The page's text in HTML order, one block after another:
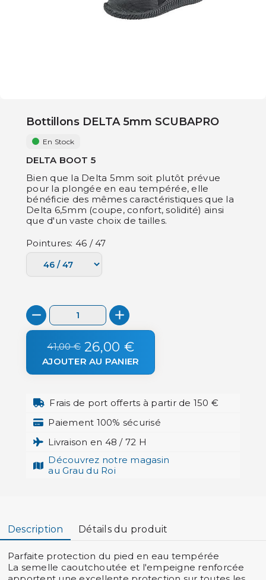
Bottillons DELTA 5mm SCUBAPRO
En Stock
DELTA BOOT 5
Bien que la Delta 5mm soit plutôt prévue
pour la plongée en eau tempérée, elle
bénéficie des mêmes caractéristiques que la
Delta 6,5mm (coupe, confort, solidité) ainsi
que d'un vaste choix de tailles.
Pointures: 46 / 47
41,00 € 26,00 €
AJOUTER AU PANIER
Frais de port offerts à partir de 150 €
Paiement 100% sécurisé
Livraison en 48 / 72 H
Découvrez notre magasin
au Grau du Roi
Description Détails du produit
Parfaite protection du pied en eau tempérée
La semelle caoutchoutée et l'empeigne renforcée